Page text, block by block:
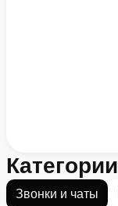
Категории
Звонки и чаты